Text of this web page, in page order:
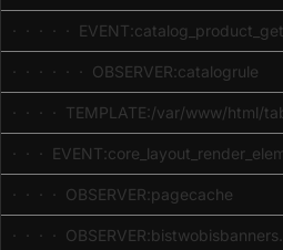
· · · · ·
· · · · · · OBSERVER:catalogrule
· · · · TEMPLATE:/var/www/html/
· · ·
· · · · OBSERVER:pagecache
· · · ·